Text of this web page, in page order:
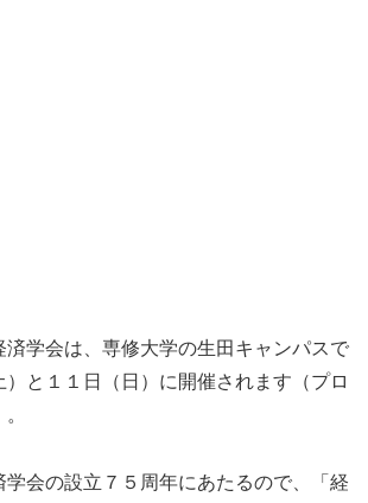
済学会は、専修大学の生田キャンパスで
）と１１日（日）に開催されます（プロ
。
学会の設立７５周年にあたるので、「経